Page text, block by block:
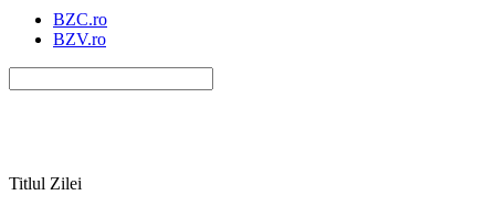
BZC.ro
BZV.ro
Titlul Zilei